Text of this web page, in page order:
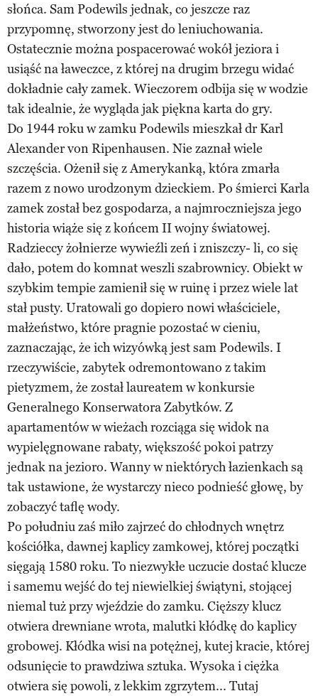
słońca. Sam Podewils jednak, co jeszcze raz
przypomnę, stworzony jest do leniuchowania.
Ostatecznie można pospacerować wokół jeziora i
usiąść na ławeczce, z której na drugim brzegu widać
dokładnie cały zamek. Wieczorem odbija się w wodzie
tak idealnie, że wygląda jak piękna karta do gry.
Do 1944 roku w zamku Podewils mieszkał dr Karl
Alexander von Ripenhausen. Nie zaznał wiele
szczęścia. Ożenił się z Amerykanką, która zmarła
razem z nowo urodzonym dzieckiem. Po śmierci Karla
zamek został bez gospodarza, a najmroczniejsza jego
historia wiąże się z końcem II wojny światowej.
Radzieccy żołnierze wywieźli zeń i zniszczy- li, co się
dało, potem do komnat weszli szabrownicy. Obiekt w
szybkim tempie zamienił się w ruinę i przez wiele lat
stał pusty. Uratowali go dopiero nowi właściciele,
małżeństwo, które pragnie pozostać w cieniu,
zaznaczając, że ich wizyówką jest sam Podewils. I
rzeczywiście, zabytek odremontowano z takim
pietyzmem, że został laureatem w konkursie
Generalnego Konserwatora Zabytków. Z
apartamentów w wieżach rozciąga się widok na
wypielęgnowane rabaty, większość pokoi patrzy
jednak na jezioro. Wanny w niektórych łazienkach są
tak ustawione, że wystarczy nieco podnieść głowę, by
zobaczyć taflę wody.
Po południu zaś miło zajrzeć do chłodnych wnętrz
kościółka, dawnej kaplicy zamkowej, której początki
sięgają 1580 roku. To niezwykłe uczucie dostać klucze
i samemu wejść do tej niewielkiej świątyni, stojącej
niemal tuż przy wjeździe do zamku. Cięższy klucz
otwiera drewniane wrota, malutki kłódkę do kaplicy
grobowej. Kłódka wisi na potężnej, kutej kracie, której
odsunięcie to prawdziwa sztuka. Wysoka i ciężka
otwiera się powoli, z lekkim zgrzytem... Tutaj